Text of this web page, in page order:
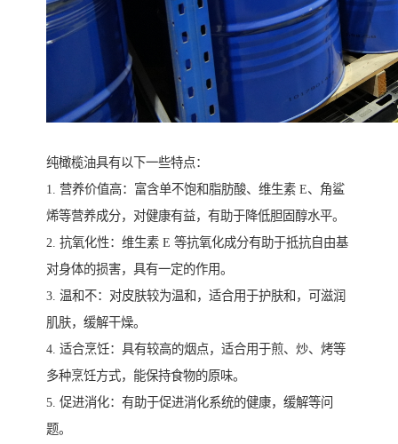
纯橄榄油具有以下一些特点：
1. 营养价值高：富含单不饱和脂肪酸、维生素 E、角鲨
烯等营养成分，对健康有益，有助于降低胆固醇水平。
2. 抗氧化性：维生素 E 等抗氧化成分有助于抵抗自由基
对身体的损害，具有一定的作用。
3. 温和不：对皮肤较为温和，适合用于护肤和，可滋润
肌肤，缓解干燥。
4. 适合烹饪：具有较高的烟点，适合用于煎、炒、烤等
多种烹饪方式，能保持食物的原味。
5. 促进消化：有助于促进消化系统的健康，缓解等问
题。